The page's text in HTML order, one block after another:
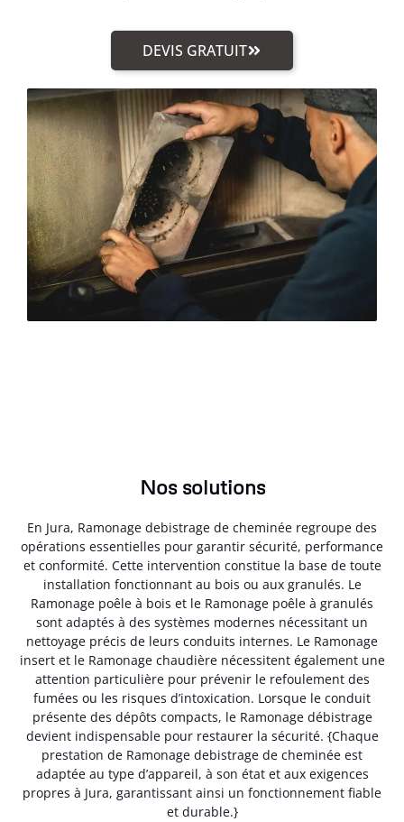
DEVIS GRATUIT
Nos solutions
En Jura, Ramonage debistrage de cheminée regroupe des
opérations essentielles pour garantir sécurité, performance
et conformité. Cette intervention constitue la base de toute
installation fonctionnant au bois ou aux granulés. Le
Ramonage poêle à bois et le Ramonage poêle à granulés
sont adaptés à des systèmes modernes nécessitant un
nettoyage précis de leurs conduits internes. Le Ramonage
insert et le Ramonage chaudière nécessitent également une
attention particulière pour prévenir le refoulement des
fumées ou les risques d’intoxication. Lorsque le conduit
présente des dépôts compacts, le Ramonage débistrage
devient indispensable pour restaurer la sécurité. {Chaque
prestation de Ramonage debistrage de cheminée est
adaptée au type d’appareil, à son état et aux exigences
propres à Jura, garantissant ainsi un fonctionnement fiable
et durable.}